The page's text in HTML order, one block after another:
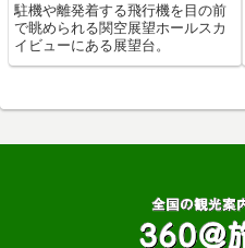
駐機や離発着する飛行機を目の前
で眺められる関空展望ホールスカ
イビューにある展望台。